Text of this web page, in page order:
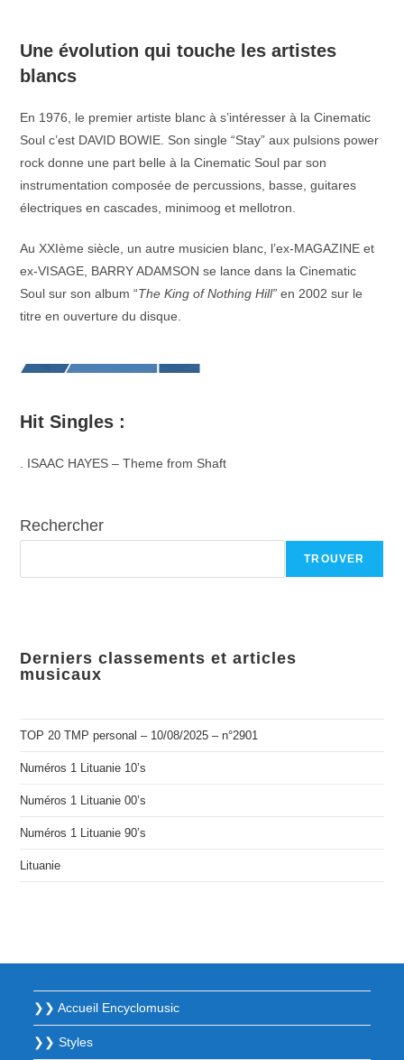
Une évolution qui touche les artistes
blancs
En 1976, le premier artiste blanc à s’intéresser à la Cinematic
Soul c’est DAVID BOWIE. Son single “Stay” aux pulsions power
rock donne une part belle à la Cinematic Soul par son
instrumentation composée de percussions, basse, guitares
électriques en cascades, minimoog et mellotron.
Au XXIème siècle, un autre musicien blanc, l’ex-MAGAZINE et
ex-VISAGE, BARRY ADAMSON se lance dans la Cinematic
Soul sur son album “The King of Nothing Hill”en 2002 sur le
titre en ouverture du disque.
Hit Singles :
ISAAC HAYES – Theme from Shaft
Rechercher
TROUVER
Derniers classements et articles
musicaux
TOP 20 TMP personal – 10/08/2025 – n°2901
Numéros 1 Lituanie 10’s
Numéros 1 Lituanie 00’s
Numéros 1 Lituanie 90’s
Lituanie
❯❯ Accueil Encyclomusic
❯❯ Styles